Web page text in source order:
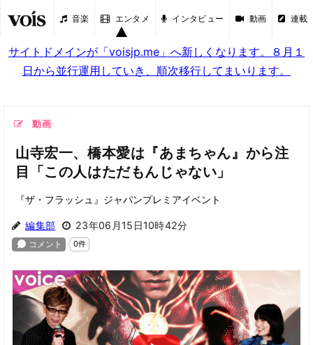
音楽 エンタメ インタビュー 動画 連載
サイトドメインが「voisjp.me」へ新しくなります。８月１
日から並行運用していき、順次移行してまいります。
動画
山寺宏一、橋本愛は『あまちゃん』から注
目「この人はただもんじゃない」
『ザ・フラッシュ』ジャパンプレミアイベント
編集部 23年06月15日10時42分